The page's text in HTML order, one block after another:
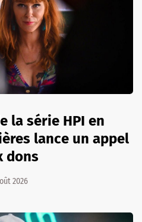
la série HPI en
lance un appel
dons
2026